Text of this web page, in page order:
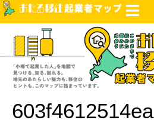
603f4612514ea